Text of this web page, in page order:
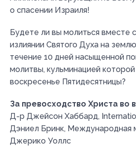
о спасении Израиля!
Будете ли вы молиться вместе
излиянии Святого Духа на
течение 10 дней насыщенной
молитвы, кульминацией
воскресенье Пятидесятницы?
За превосходство Христа во
Д-р Джейсон Хаббард,
Дэниел Бринк, Международная
Джерико Уоллс